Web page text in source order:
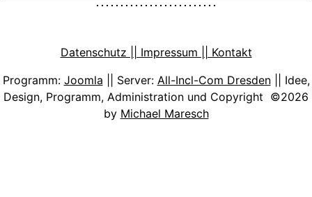
Datenschutz || Impressum || Kontakt
Programm: Joomla || Server: All-Incl-Com Dresden|| Idee,
Design, Programm, Administration und Copyright ©2026
by Michael Maresch